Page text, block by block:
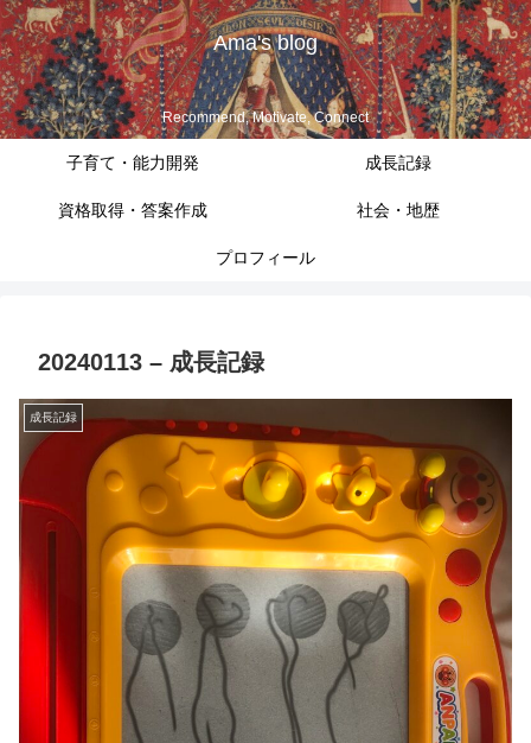
Ama's blog
Recommend, Motivate, Connect
子育て・能力開発 成長記録
資格取得・答案作成 社会・地歴
プロフィール
20240113 – 成長記録
成長記録